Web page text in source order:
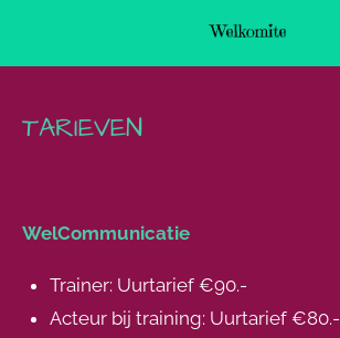
de
TARIEVEN
WelCommunicatie
Trainer: Uurtarief €90.-
Acteur bij training: Uurtarief €80.-